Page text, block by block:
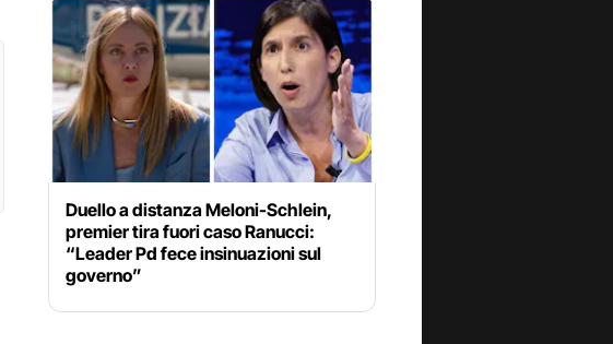
Duello a distanza Meloni-Schlein,
premier tira fuori caso Ranucci:
“Leader Pd fece insinuazioni sul
governo”